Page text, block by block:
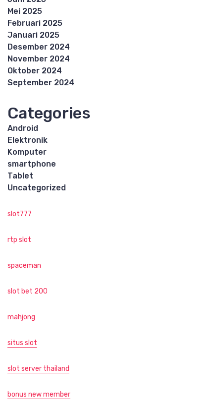
Mei 2025
Februari 2025
Januari 2025
Desember 2024
November 2024
Oktober 2024
September 2024
Categories
Android
Elektronik
Komputer
smartphone
Tablet
Uncategorized
slot777
rtp slot
spaceman
slot bet 200
mahjong
situs slot
slot server thailand
bonus new member